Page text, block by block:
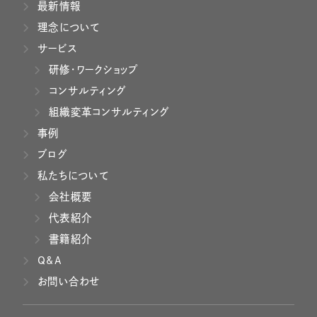
最新情報
理念について
サービス
研修・ワークショップ
コンサルティング
組織変革コンサルティング
事例
ブログ
私たちについて
会社概要
代表紹介
書籍紹介
Q&A
お問い合わせ